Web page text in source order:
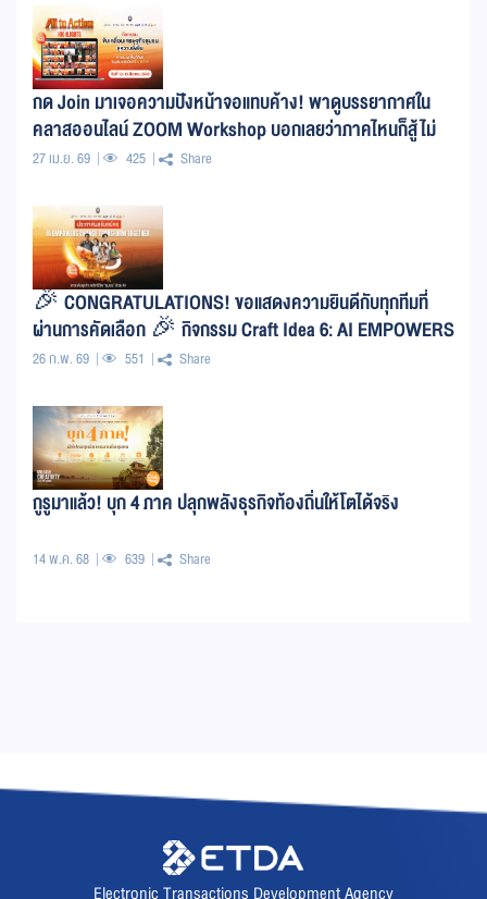
กด Join มาเจอความปังหน้าจอแทบค้าง! พาดูบรรยากาศใน
คลาสออนไลน์ ZOOM Workshop บอกเลยว่าภาคไหนก็สู้ไม่
ถอย!
27 เม.ย. 69 425 Share
🎉 CONGRATULATIONS! ขอแสดงความยินดีกับทุกทีมที่
ผ่านการคัดเลือก 🎉 กิจกรรม Craft Idea 6: AI EMPOWERS
CHANGE TRANSFORM TOGETHER ภายใต้โครงการ
26 ก.พ. 69 551 Share
กูรูมาแล้ว! บุก 4 ภาค ปลุกพลังธุรกิจท้องถิ่นให้โตได้จริง
14 พ.ค. 68 639 Share